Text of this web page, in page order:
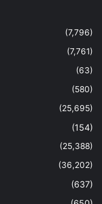
(7,796)
(7,761)
(63)
(580)
(25,695)
(154)
(25,388)
(36,202)
(637)